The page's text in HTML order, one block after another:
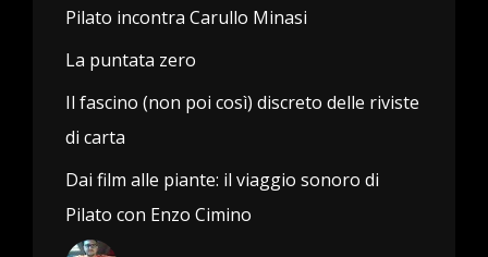
Pilato incontra Carullo Minasi
La puntata zero
Il fascino (non poi così) discreto delle riviste
di carta
Dai film alle piante: il viaggio sonoro di
Pilato con Enzo Cimino